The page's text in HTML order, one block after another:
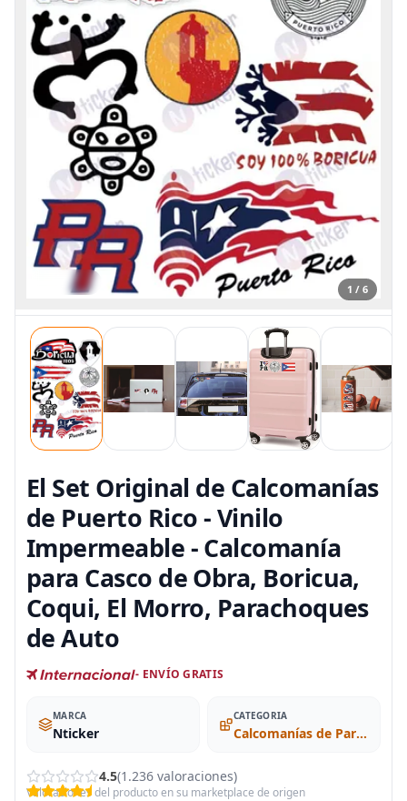
1 / 6
El Set Original de Calcomanías
de Puerto Rico - Vinilo
Impermeable - Calcomanía
para Casco de Obra, Boricua,
Coqui, El Morro, Parachoques
de Auto
- ENVÍO GRATIS
MARCA
Nticker
CATEGORIA
Calcomanías de Parachoques
4.5(1.236 valoraciones)
Valoraciones del producto en su marketplace de origen